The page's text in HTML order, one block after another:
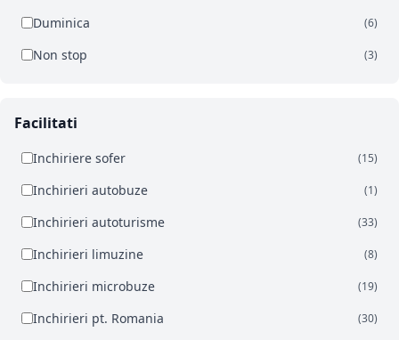
Duminica (6)
Non stop (3)
Facilitati
Inchiriere sofer (15)
Inchirieri autobuze (1)
Inchirieri autoturisme (33)
Inchirieri limuzine (8)
Inchirieri microbuze (19)
Inchirieri pt. Romania (30)